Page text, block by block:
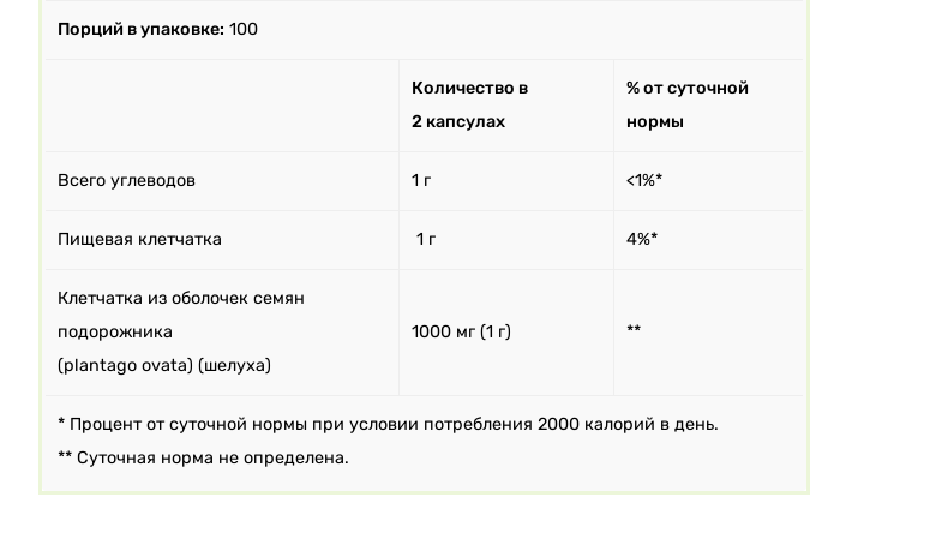
Порций в упаковке: 100
Количество в
2 капсулах
% от суточной
нормы
Всего углеводов 1 г <1%*
Пищевая клетчатка 1 г 4%*
Клетчатка из оболочек семян
подорожника
(plantago ovata) (шелуха)
1000 мг (1 г) **
* Процент от суточной нормы при условии потребления 2000 калорий в день.
** Суточная норма не определена.